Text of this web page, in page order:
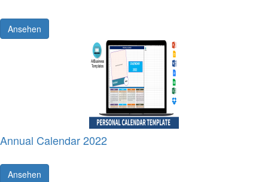
Ansehen
Annual Calendar 2022
Ansehen